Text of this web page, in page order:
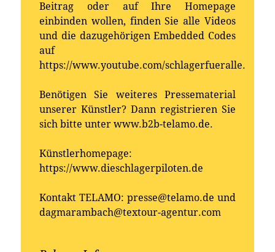
Beitrag oder auf Ihre Homepage
einbinden wollen, finden Sie alle Videos
und die dazugehörigen Embedded Codes
auf
https://www.youtube.com/schlagerfueralle.
Benötigen Sie weiteres Pressematerial
unserer Künstler? Dann registrieren Sie
sich bitte unter www.b2b-telamo.de.
Künstlerhomepage:
https://www.dieschlagerpiloten.de
Kontakt TELAMO: presse@telamo.de und
dagmarambach@textour-agentur.com